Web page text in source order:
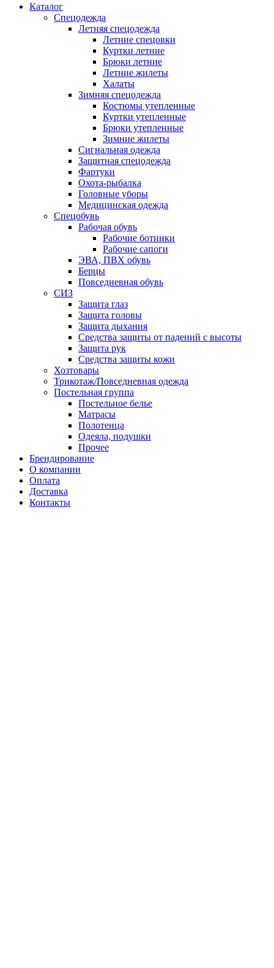
Каталог
Спецодежда
Летняя спецодежда
Летние спецовки
Куртки летние
Брюки летние
Летние жилеты
Халаты
Зимняя спецодежда
Костюмы утепленные
Куртки утепленные
Брюки утепленные
Зимние жилеты
Сигнальная одежда
Защитная спецодежда
Фартуки
Охота-рыбалка
Головные уборы
Медицинская одежда
Спецобувь
Рабочая обувь
Рабочие ботинки
Рабочие сапоги
ЭВА, ПВХ обувь
Берцы
Повседневная обувь
СИЗ
Защита глаз
Защита головы
Защита дыхания
Средства защиты от падений с высоты
Защита рук
Средства защиты кожи
Хозтовары
Трикотаж/Повседневная одежда
Постельная группа
Постельное белье
Матрасы
Полотенца
Одеяла, подушки
Прочее
Брендирование
О компании
Оплата
Доставка
Контакты